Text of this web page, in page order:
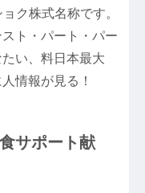
ク株式名称です。
ト・パート・パー
い、料日本最大
情報が見る！
サポート献